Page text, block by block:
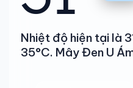
Nhiệt độ hiện tại là
35°C. Mây Đen U